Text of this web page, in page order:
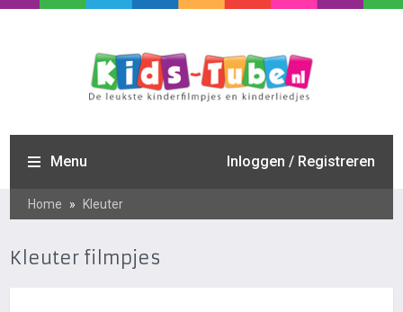
Menu Inloggen / Registreren
Home » Kleuter
Kleuter filmpjes